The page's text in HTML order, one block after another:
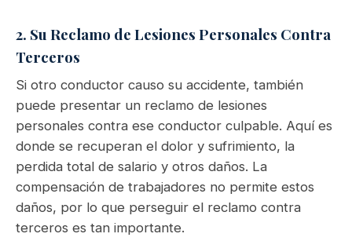
2. Su Reclamo de Lesiones Personales Contra
Terceros
Si otro conductor causo su accidente, también
puede presentar un reclamo de lesiones
personales contra ese conductor culpable. Aquí es
donde se recuperan el dolor y sufrimiento, la
perdida total de salario y otros daños. La
compensación de trabajadores no permite estos
daños, por lo que perseguir el reclamo contra
terceros es tan importante.